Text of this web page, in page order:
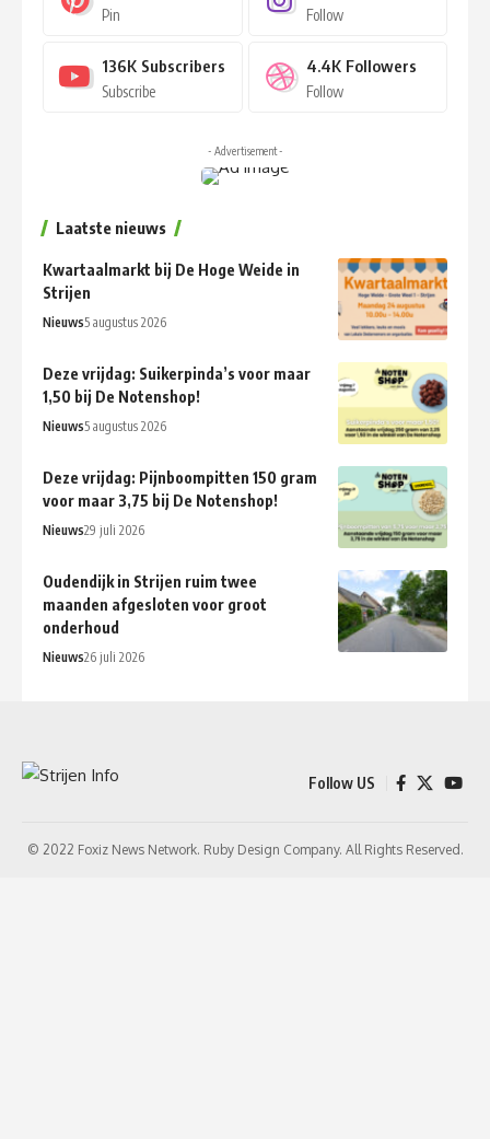
Pin Follow
136K Subscribers
Subscribe
4.4K Followers
Follow
- Advertisement -
Laatste nieuws
Kwartaalmarkt bij De Hoge Weide in
Strijen
Nieuws5 augustus 2026
Deze vrijdag: Suikerpinda’s voor maar
1,50 bij De Notenshop!
Nieuws5 augustus 2026
Deze vrijdag: Pijnboompitten 150 gram
voor maar 3,75 bij De Notenshop!
Nieuws29 juli 2026
Oudendijk in Strijen ruim twee
maanden afgesloten voor groot
onderhoud
Nieuws26 juli 2026
Follow US
© 2022 Foxiz News Network. Ruby Design Company. All Rights Reserved.